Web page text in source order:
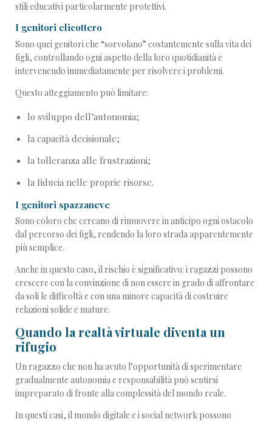
stili educativi particolarmente protettivi.
I genitori elicottero
Sono quei genitori che “sorvolano” costantemente sulla vita dei
figli, controllando ogni aspetto della loro quotidianità e
intervenendo immediatamente per risolvere i problemi.
Questo atteggiamento può limitare:
lo sviluppo dell’autonomia;
la capacità decisionale;
la tolleranza alle frustrazioni;
la fiducia nelle proprie risorse.
I genitori spazzaneve
Sono coloro che cercano di rimuovere in anticipo ogni ostacolo
dal percorso dei figli, rendendo la loro strada apparentemente
più semplice.
Anche in questo caso, il rischio è significativo: i ragazzi possono
crescere con la convinzione di non essere in grado di affrontare
da soli le difficoltà e con una minore capacità di costruire
relazioni solide e mature.
Quando la realtà virtuale diventa un
rifugio
Un ragazzo che non ha avuto l’opportunità di sperimentare
gradualmente autonomia e responsabilità può sentirsi
impreparato di fronte alla complessità del mondo reale.
In questi casi, il mondo digitale e i social network possono